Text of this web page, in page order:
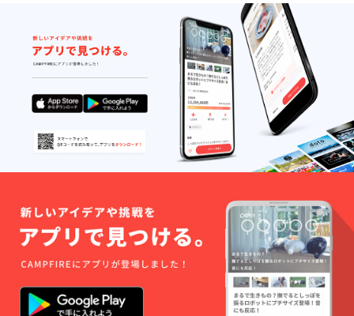
あり）
とイベ
ント写
真を使
用した
手書き
のメッ
セージ
カード
を送ら
せてい
ただき
ます※お
礼の動
お一人
お一人
のお名
前をお
呼びす
ること
はでき
かねま
す。動
分〜15
分ほど
の動画
にして
沖縄サ
ムライ
のチャ
ンネル
で投稿
しま
す。そ
の動画
内にて
スポン
を文字
にて紹
介しま
す。）
（11月
投稿予
定） ・
お礼の
メッ